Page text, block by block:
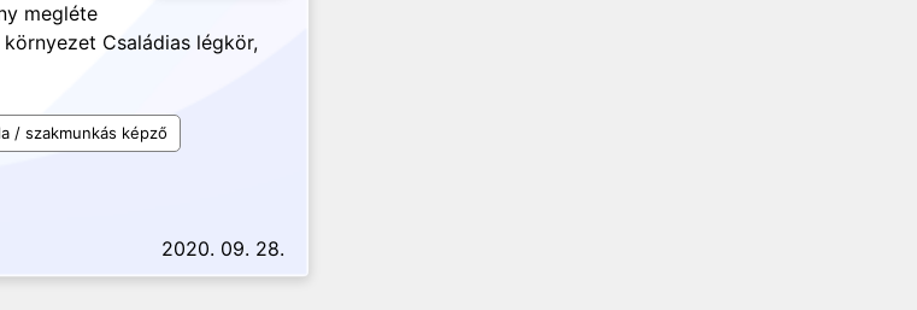
megléte
Családias légkör,
/ szakmunkás képző
2020. 09. 28.